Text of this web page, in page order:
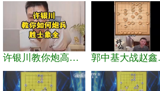
许银川教你炮高兵士象全如何赢士象全，简单四步即可 郭中